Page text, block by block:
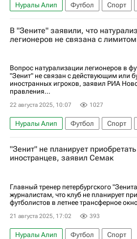
Нуралы Алип Футбол Спорт
Сочи
Густаво Мантуан
Андрей
Сочи
Зенит
В "Зените" заявили, что
легионеров не связана с лимитом
Вопрос натурализации легионеров в
"Зенит" не связан с действующим или
иностранных игроков, заявил РИА
правления...
22 августа 2025, 10:07 1027
Нуралы Алип Футбол Спорт
Казахстан
Армения
Сергей
Госдума РФ
Сантос
Зенит
РПЛ 2026-2027 (Чемпионат России
Первая лига
"Зенит" не планирует приобретать
иностранцев, заявил Семак
Главный тренер петербургского
журналистам, что клуб не планирует
футболистов в летнее трансферное
21 августа 2025, 17:02 393
Нуралы Алип Футбол
Спорт